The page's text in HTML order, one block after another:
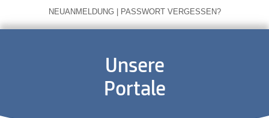
NEUANMELDUNG | PASSWORT VERGESSEN?
Unsere
Portale